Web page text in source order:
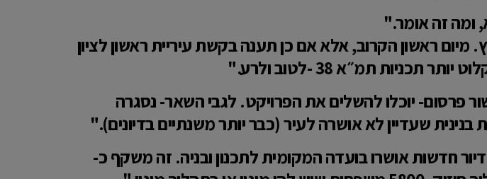
18/5 פגה תמ״א 38 בכל הארץ. מיום ראשון הקרוב, אלא אם כן תענה בקשת עיריית ראשון לציון
תמ״א 38 -לטוב ולרע."
פרסום- יוכלו להשלים את הפרויקט. לגבי השאר- נסגרה
שעדיין לא אושרה לעיר (כבר יותר משנתיים בדיונים)."
בראשון לציון? 3654 יחידות דיור חדשות אושרו בועדה המקומית לתכנון ובניה. זה משקף כ-